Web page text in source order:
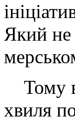
Який не
Тому
хвиля